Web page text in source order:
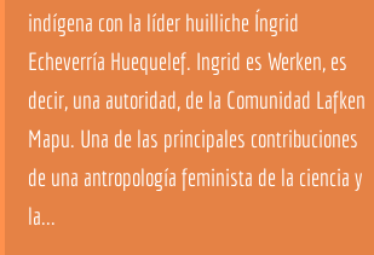
indígena con la líder huilliche Íngrid
Echeverría Huequelef. Ingrid es Werken, es
decir, una autoridad, de la Comunidad Lafken
Mapu. Una de las principales contribuciones
de una antropología feminista de la ciencia y
la...